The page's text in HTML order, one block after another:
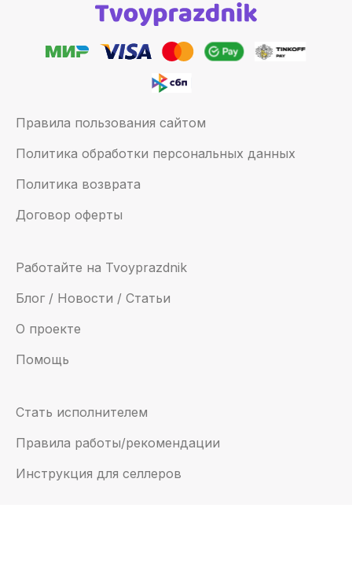
Правила пользования сайтом
Политика обработки персональных данных
Политика возврата
Договор оферты
Работайте на Tvoyprazdnik
Блог / Новости / Статьи
О проекте
Помощь
Стать исполнителем
Правила работы/рекомендации
Инструкция для селлеров